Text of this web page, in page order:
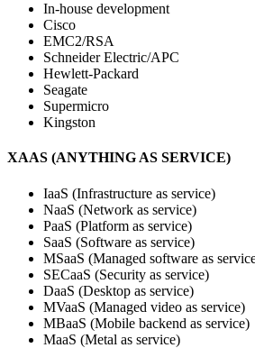
In-house development
Cisco
EMC2/RSA
Schneider Electric/APC
Hewlett-Packard
Seagate
Supermicro
Kingston
XAAS (ANYTHING AS SERVICE)
IaaS (Infrastructure as service)
NaaS (Network as service)
PaaS (Platform as service)
SaaS (Software as service)
MSaaS (Managed software as
SECaaS (Security as service)
DaaS (Desktop as service)
MVaaS (Managed video as service)
MBaaS (Mobile backend as service)
MaaS (Metal as service)